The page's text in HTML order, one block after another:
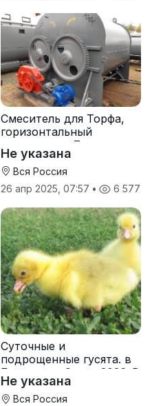
Смеситель для Торфа,
горизонтальный
смеситель с-7
Не указана
Вся Россия
26 апр 2025, 07:57 • 6 577
Суточные и
подрощенные гусята. в
Башкирии. Сезон 2026. В
наличии
Не указана
Вся Россия